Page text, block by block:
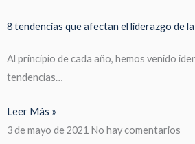
8 tendencias que afectan el liderazgo de
Al principio de cada año, hemos venido
tendencias…
Leer Más »
3 de mayo de 2021 No hay comentarios